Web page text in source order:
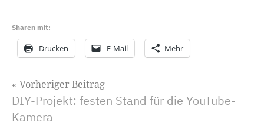
Sharen mit:
Drucken E-Mail Mehr
Beitragsnavigation
Vorheriger Beitrag
DIY-Projekt: festen Stand für die YouTube-
Kamera